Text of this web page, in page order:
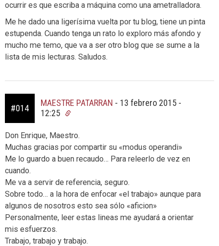
ocurrir es que escriba a máquina como una ametralladora.
Me he dado una ligerísima vuelta por tu blog, tiene un pinta
estupenda. Cuando tenga un rato lo exploro más afondo y
mucho me temo, que va a ser otro blog que se sume a la
lista de mis lecturas. Saludos.
#014
MAESTRE PATARRAN - 13 febrero 2015 -
12:25
Don Enrique, Maestro.
Muchas gracias por compartir su «modus operandi»
Me lo guardo a buen recaudo… Para releerlo de vez en
cuando.
Me va a servir de referencia, seguro.
Sobre todo… a la hora de enfocar «el trabajo» aunque para
algunos de nosotros esto sea sólo «aficion»
Personalmente, leer estas lineas me ayudará a orientar
mis esfuerzos.
Trabajo, trabajo y trabajo.